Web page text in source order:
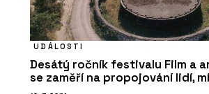
UDÁLOSTI
Desátý ročník festivalu Film a
se zaměří na propojování lidí,